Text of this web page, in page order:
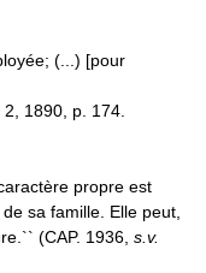
(...) [pour
2, 1890, p. 174.
propre est
sa famille. Elle peut,
(CAP. 1936, s.v.